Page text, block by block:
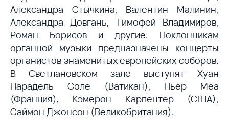
Александра Стычкина, Валентин Малинин,
Александра Довгань, Тимофей Владимиров,
Роман Борисов и другие. Поклонникам
органной музыки предназначены концерты
органистов знаменитых европейских соборов.
В Светлановском зале выступят Хуан
Парадель Соле (Ватикан), Пьер Меа
(Франция), Кэмерон Карпентер (США),
Саймон Джонсон (Великобритания).